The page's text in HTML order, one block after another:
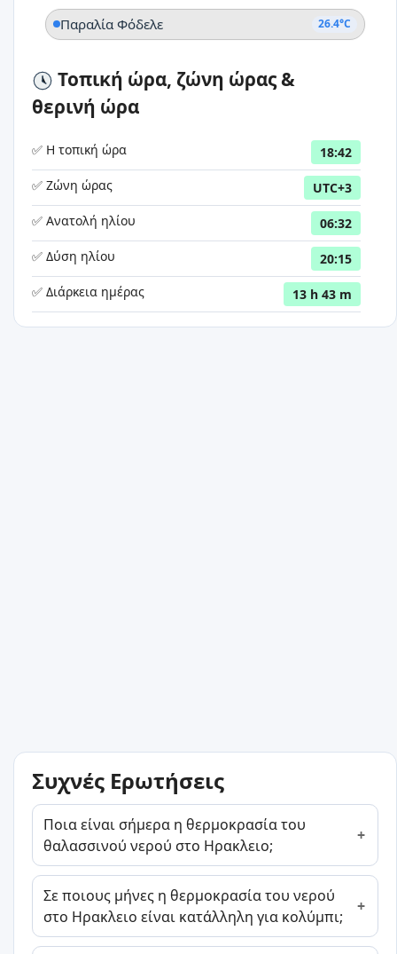
Παραλία Φόδελε 26.4°C
Τοπική ώρα, ζώνη ώρας &
θερινή ώρα
✅ Η τοπική ώρα
18:42
✅ Ζώνη ώρας
UTC+3
✅ Ανατολή ηλίου
06:32
✅ Δύση ηλίου
20:15
✅ Διάρκεια ημέρας
13 h 43 m
Συχνές Ερωτήσεις
Ποια είναι σήμερα η θερμοκρασία του
θαλασσινού νερού στο Ηρακλειο;
Σε ποιους μήνες η θερμοκρασία του νερού
στο Ηρακλειο είναι κατάλληλη για κολύμπι;